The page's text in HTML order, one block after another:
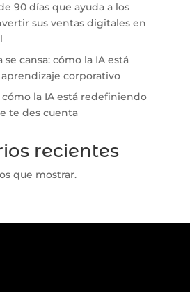
90 días que ayuda a los
sus ventas digitales en
cansa: cómo la IA está
corporativo
la IA está redefiniendo
te des cuenta
recientes
que mostrar.